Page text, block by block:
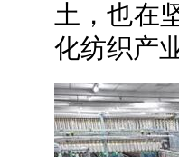
土，也在
化纺织产